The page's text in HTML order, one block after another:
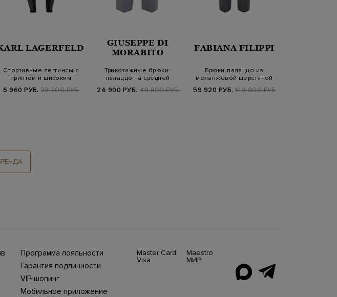
LAGERFELD
Спортивные леггинсы с
принтом и широким
6 960 РУБ. 23 200 РУБ.
GIUSEPPE DI
MORABITO
Трикотажные брюки-
палаццо на средней
24 900 РУБ. 49 800 РУБ.
FABIANA FILIPPI
Брюки-палаццо из
меланжевой шерстяной
59 920 РУБ. 149 800 РУБ.
Программа лояльности
Гарантия подлинности
VIP-шопинг
Мобильное приложение
Master Card
Visa
Maestro
МИР